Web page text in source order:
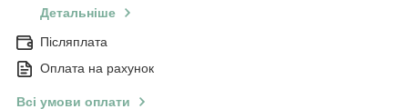
Детальніше
Післяплата
Оплата на рахунок
Всі умови оплати